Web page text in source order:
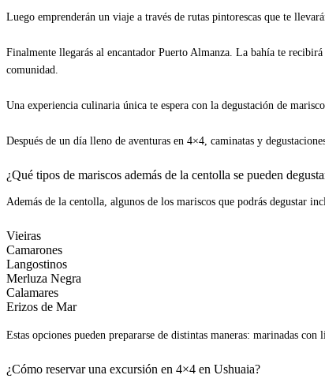
Luego emprenderán un viaje a través de rutas pintorescas que te
Finalmente llegarás al encantador Puerto Almanza. La bahía te recibirá
comunidad.
Una experiencia culinaria única te espera con la degustación de
Después de un día lleno de aventuras en 4×4, caminatas y
¿Qué tipos de mariscos además de la centolla se pueden
Además de la centolla, algunos de los mariscos que podrás degustar
Vieiras
Camarones
Langostinos
Merluza Negra
Calamares
Erizos de Mar
Estas opciones pueden prepararse de distintas maneras: marinadas
¿Cómo reservar una excursión en 4×4 en Ushuaia?